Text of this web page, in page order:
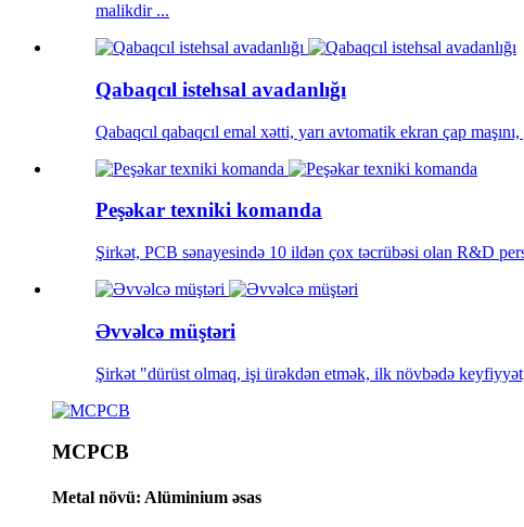
malikdir ...
Qabaqcıl istehsal avadanlığı
Qabaqcıl qabaqcıl emal xətti, yarı avtomatik ekran çap
Peşəkar texniki komanda
Şirkət, PCB sənayesində 10 ildən çox təcrübəsi olan R&D
Əvvəlcə müştəri
Şirkət "dürüst olmaq, işi ürəkdən etmək, ilk növbədə
MCPCB
Metal növü: Alüminium əsas